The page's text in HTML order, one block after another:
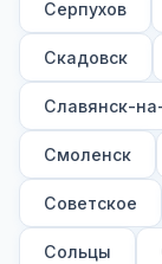
Серпухов
Скадовск
Славянск-
Смоленск
Советское
Сольцы